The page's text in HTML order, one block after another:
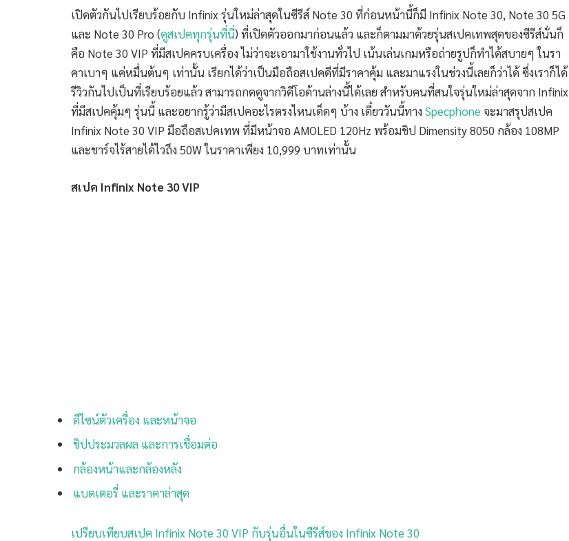
เปิดตัวกันไปเรียบร้อยกับ Infinix รุ่นใหม่ล่าสุดในซีรีส์ Note 30 ที่ก่อนหน้านี้ก็มี Infinix Note 30, Note 30 5G
และ Note 30 Pro (ดูสเปคทุกรุ่นที่นี่) ที่เปิดตัวออกมาก่อนแล้ว และก็ตามมาด้วยรุ่นสเปคเทพสุดของซีรีส์นั่นก็
คือ Note 30 VIP ที่มีสเปคครบเครื่อง ไม่ว่าจะเอามาใช้งานทั่วไป เน้นเล่นเกมหรือถ่ายรูปก็ทำได้สบายๆ ในรา
คาเบาๆ แค่หมื่นต้นๆ เท่านั้น เรียกได้ว่าเป็นมือถือสเปคดีที่มีราคาคุ้ม และมาแรงในช่วงนี้เลยก็ว่าได้ ซึ่งเราก็ได้
รีวิวกันไปเป็นที่เรียบร้อยแล้ว สามารถกดดูจากวิดีโอด้านล่างนี้ได้เลย สำหรับคนที่สนใจรุ่นใหม่ล่าสุดจาก Infinix
ที่มีสเปคคุ้มๆ รุ่นนี้ และอยากรู้ว่ามีสเปคอะไรตรงไหนเด็ดๆ บ้าง เดี๋ยววันนี้ทาง Specphone จะมาสรุปสเปค
Infinix Note 30 VIP มือถือสเปคเทพ ที่มีหน้าจอ AMOLED 120Hz พร้อมชิป Dimensity 8050 กล้อง 108MP
และชาร์จไร้สายได้ไวถึง 50W ในราคาเพียง 10,999 บาทเท่านั้น
สเปค Infinix Note 30 VIP
ดีไซน์ตัวเครื่อง และหน้าจอ
ชิปประมวลผล และการเชื่อมต่อ
กล้องหน้าและกล้องหลัง
แบตเตอรี่ และราคาล่าสุด
เปรียบเทียบสเปค Infinix Note 30 VIP กับรุ่นอื่นในซีรีส์ของ Infinix Note 30